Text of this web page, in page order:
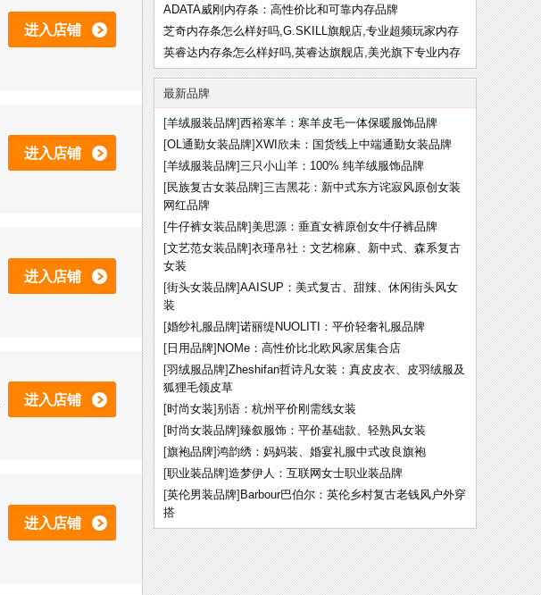
进入店铺
进入店铺
进入店铺
进入店铺
进入店铺
ADATA威刚内存条：高性价比和可靠内存品牌
芝奇内存条怎么样好吗,G.SKILL旗舰店,专业超频玩家内存
英睿达内存条怎么样好吗,英睿达旗舰店,美光旗下专业内存
最新品牌
[羊绒服装品牌]西裕寒羊：寒羊皮毛一体保暖服饰品牌
[OL通勤女装品牌]XWI欣未：国货线上中端通勤女装品牌
[羊绒服装品牌]三只小山羊：100% 纯羊绒服饰品牌
[民族复古女装品牌]三吉黑花：新中式东方诧寂风原创女装
网红品牌
[牛仔裤女装品牌]美思源：垂直女裤原创女牛仔裤品牌
[文艺范女装品牌]衣瑾帛社：文艺棉麻、新中式、森系复古
女装
[街头女装品牌]AAISUP：美式复古、甜辣、休闲街头风女
装
[婚纱礼服品牌]诺丽缇NUOLITI：平价轻奢礼服品牌
[日用品牌]NOMe：高性价比北欧风家居集合店
[羽绒服品牌]Zheshifan哲诗凡女装：真皮皮衣、皮羽绒服及
狐狸毛领皮草
[时尚女装]别语：杭州平价刚需线女装
[时尚女装品牌]臻叙服饰：平价基础款、轻熟风女装
[旗袍品牌]鸿韵绣：妈妈装、婚宴礼服中式改良旗袍
[职业装品牌]造梦伊人：互联网女士职业装品牌
[英伦男装品牌]Barbour巴伯尔：英伦乡村复古老钱风户外穿
搭